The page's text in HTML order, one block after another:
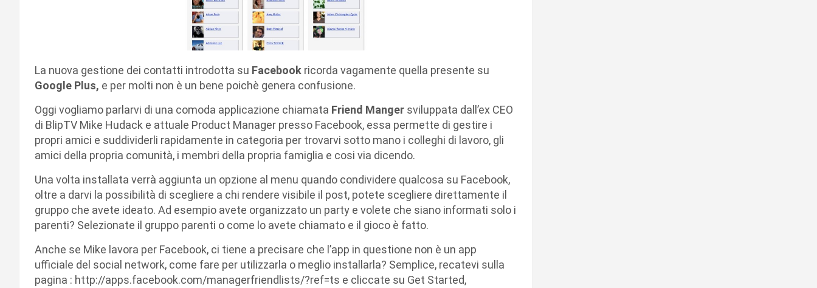
La nuova gestione dei contatti introdotta su Facebook ricorda vagamente quella presente su
Google Plus, e per molti non è un bene poichè genera confusione.
Oggi vogliamo parlarvi di una comoda applicazione chiamata Friend Manger sviluppata dall’ex CEO
di BlipTV Mike Hudack e attuale Product Manager presso Facebook, essa permette di gestire i
propri amici e suddividerli rapidamente in categoria per trovarvi sotto mano i colleghi di lavoro, gli
amici della propria comunità, i membri della propria famiglia e cosi via dicendo.
Una volta installata verrà aggiunta un opzione al menu quando condividere qualcosa su Facebook,
oltre a darvi la possibilità di scegliere a chi rendere visibile il post, potete scegliere direttamente il
gruppo che avete ideato. Ad esempio avete organizzato un party e volete che siano informati solo i
parenti? Selezionate il gruppo parenti o come lo avete chiamato e il gioco è fatto.
Anche se Mike lavora per Facebook, ci tiene a precisare che l’app in questione non è un app
ufficiale del social network, come fare per utilizzarla o meglio installarla? Semplice, recatevi sulla
pagina : http://apps.facebook.com/managerfriendlists/?ref=ts e cliccate su Get Started,